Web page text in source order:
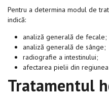
Pentru a determina modul de
indică:
analiză generală de fecale;
analiză generală de sânge;
radiografie a intestinului;
afectarea pielii din
Tratamentul